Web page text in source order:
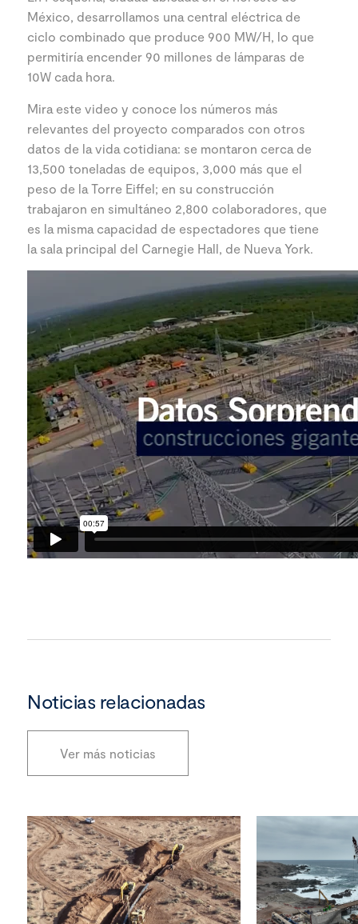
México, desarrollamos una central eléctrica de
ciclo combinado que produce 900 MW/H, lo que
permitiría encender 90 millones de lámparas de
10W cada hora.
Mira este video y conoce los números más
relevantes del proyecto comparados con otros
datos de la vida cotidiana: se montaron cerca de
13,500 toneladas de equipos, 3,000 más que el
peso de la Torre Eiffel; en su construcción
trabajaron en simultáneo 2,800 colaboradores, que
es la misma capacidad de espectadores que tiene
la sala principal del Carnegie Hall, de Nueva York.
Noticias relacionadas
Ver más noticias